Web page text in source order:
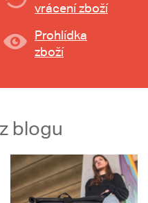
vrácení zboží
Prohlídka
zboží
blogu